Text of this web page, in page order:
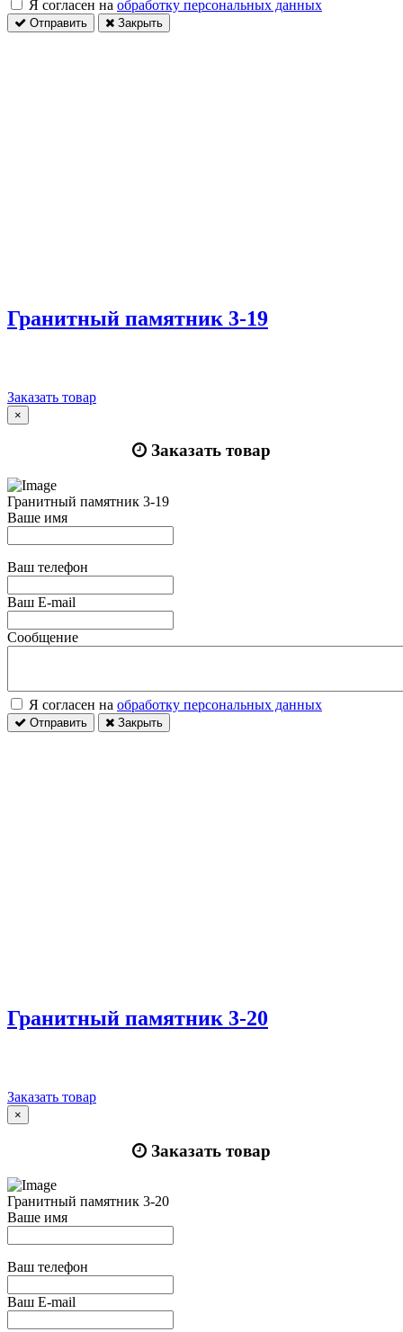
Я согласен на обработку персональных данных
Отправить Закрыть
Гранитный памятник 3-19
Заказать товар
×
Заказать товар
Гранитный памятник 3-19
Ваше имя
Ваш телефон
Ваш E-mail
Сообщение
Я согласен на обработку персональных данных
Отправить Закрыть
Гранитный памятник 3-20
Заказать товар
×
Заказать товар
Гранитный памятник 3-20
Ваше имя
Ваш телефон
Ваш E-mail